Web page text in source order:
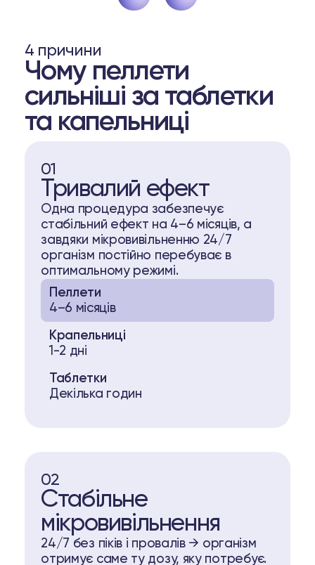
4 причини
Чому пеллети
сильніші за таблетки
та капельниці
01
Тривалий ефект
Одна процедура забезпечує
стабільний ефект на 4–6 місяців, а
завдяки мікровивільненню 24/7
організм постійно перебуває в
оптимальному режимі.
Пеллети
4–6 місяців
Крапельниці
1-2 дні
Таблетки
Декілька годин
02
Стабільне
мікровивільнення
24/7 без піків і провалів → організм
отримує саме ту дозу, яку потребує.